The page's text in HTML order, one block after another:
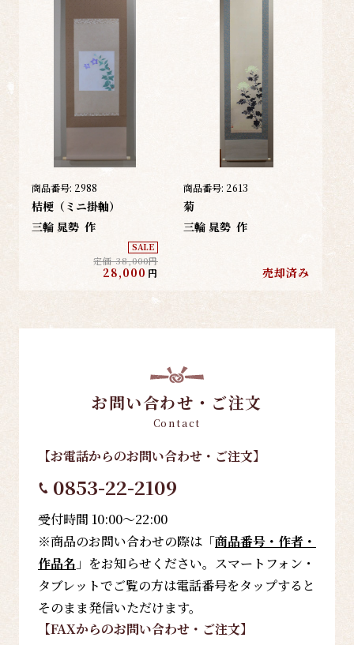
商品番号: 2988
桔梗（ミニ掛軸）
三輪 晁勢 作
SALE
定価 38,000円
28,000 円
商品番号: 2613
菊
三輪 晁勢 作
売却済み
お問い合わせ・ご注文
Contact
【お電話からのお問い合わせ・ご注文】
0853-22-2109
受付時間 10:00～22:00
※商品のお問い合わせの際は「商品番号・作者・
作品名 」をお知らせください。スマートフォン・
タブレットでご覧の方は電話番号をタップすると
そのまま発信いただけます。
【FAXからのお問い合わせ・ご注文】